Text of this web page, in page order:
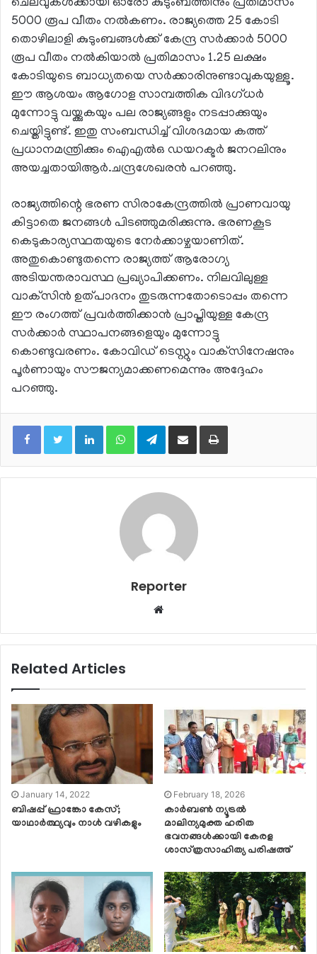
ചെലവുകള്‍ക്കായി ഓരോ കുടുംബത്തിനും പ്രതിമാസം
5000 രൂപ വീതം നല്‍കണം. രാജ്യത്തെ 25 കോടി
തൊഴിലാളി കുടുംബങ്ങള്‍ക്ക് കേന്ദ്ര സര്‍ക്കാര്‍ 5000
രൂപ വീതം നല്‍കിയാല്‍ പ്രതിമാസം 1.25 ലക്ഷം
കോടിയുടെ ബാധ്യതയെ സര്‍ക്കാരിനുണ്ടാവുകയുള്ളൂ.
ഈ ആശയം ആഗോള സാമ്പത്തിക വിദഗ്ധര്‍
മുന്നോട്ടു വയ്ക്കുകയും പല രാജ്യങ്ങളും നടപ്പാക്കുയും
ചെയ്തിട്ടുണ്ട്. ഇതു സംബന്ധിച്ച് വിശദമായ കത്ത്
പ്രധാനമന്ത്രിക്കും ഐഎല്‍ഒ ഡയറക്ടര്‍ ജനറലിനും
അയച്ചതായിആര്‍.ചന്ദ്രശേഖരന്‍ പറഞ്ഞു.
രാജ്യത്തിന്റെ ഭരണ സിരാകേന്ദ്രത്തില്‍ പ്രാണവായു
കിട്ടാതെ ജനങ്ങള്‍ പിടഞ്ഞുമരിക്കുന്നു. ഭരണകൂട
കെടുകാര്യസ്ഥതയുടെ നേര്‍ക്കാഴ്ചയാണിത്.
അതുകൊണ്ടുതന്നെ രാജ്യത്ത് ആരോഗ്യ
അടിയന്തരാവസ്ഥ പ്രഖ്യാപിക്കണം. നിലവിലുള്ള
വാക്‌സിന്‍ ഉത്പാദനം തുടരുന്നതോടൊപ്പം തന്നെ
ഈ രംഗത്ത് പ്രവര്‍ത്തിക്കാന്‍ പ്രാപ്തിയുള്ള കേന്ദ്ര
സര്‍ക്കാര്‍ സ്ഥാപനങ്ങളെയും മുന്നോട്ടു
കൊണ്ടുവരണം. കോവിഡ് ടെസ്റ്റും വാക്‌സിനേഷനും
പൂര്‍ണായും സൗജന്യമാക്കണമെന്നും അദ്ദേഹം
പറഞ്ഞു.
LinkedInWhatsAppTelegramShare via Email Print
Reporter
Website
Related Articles
January 14, 2022
ബിഷപ്പ് ഫ്രാങ്കോ കേസ്;
യാഥാര്‍ത്ഥ്യവും നാള്‍ വഴികളും
February 18, 2026
കാർബൺ ന്യൂട്രൽ
മാലിന്യമുക്ത ഹരിത
ഭവനങ്ങൾക്കായി കേരള
ശാസ്‌ത്രസാഹിത്യ പരിഷത്ത്